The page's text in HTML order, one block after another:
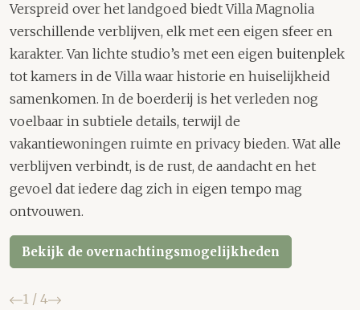
Verspreid over het landgoed biedt Villa Magnolia
verschillende verblijven, elk met een eigen sfeer en
karakter. Van lichte studio’s met een eigen buitenplek
tot kamers in de Villa waar historie en huiselijkheid
samenkomen. In de boerderij is het verleden nog
voelbaar in subtiele details, terwijl de
vakantiewoningen ruimte en privacy bieden. Wat alle
verblijven verbindt, is de rust, de aandacht en het
gevoel dat iedere dag zich in eigen tempo mag
ontvouwen.
Bekijk de overnachtingsmogelijkheden
Vorige
1 / 4 Volgende